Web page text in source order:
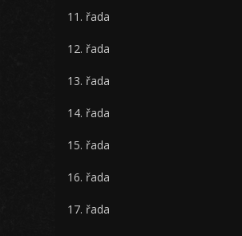
11. řada
12. řada
13. řada
14. řada
15. řada
16. řada
17. řada